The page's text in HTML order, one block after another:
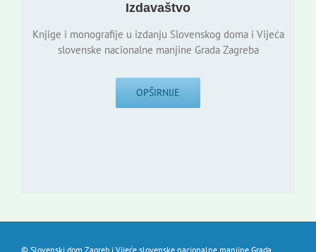
Izdavaštvo
Knjige i monografije u izdanju Slovenskog doma i Vijeća
slovenske nacionalne manjine Grada Zagreba
OPŠIRNIJE
© Slovenski dom Zagreb i Vijeće slovenske nacionalne manjine Grada